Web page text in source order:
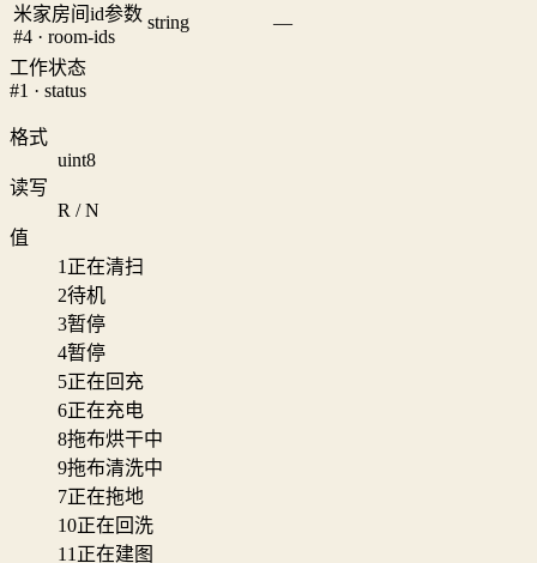
米家房间id参数
#4 · room-ids
string —
工作状态
#1 · status
格式
uint8
读写
R / N
值
1 正在清扫
2待机
3暂停
4暂停
5正在回充
6正在充电
8拖布烘干中
9拖布清洗中
7正在拖地
10正在回洗
11 正在建图